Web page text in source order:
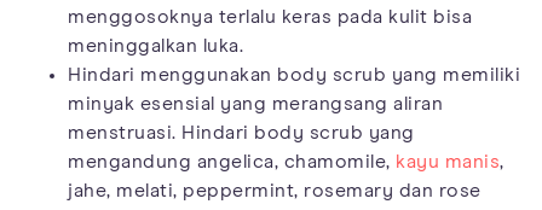
menggosoknya terlalu keras pada kulit bisa
meninggalkan luka.
Hindari menggunakan body scrub yang memiliki
minyak esensial yang merangsang aliran
menstruasi. Hindari body scrub yang
mengandung angelica, chamomile, kayu manis,
jahe, melati, peppermint, rosemary dan rose